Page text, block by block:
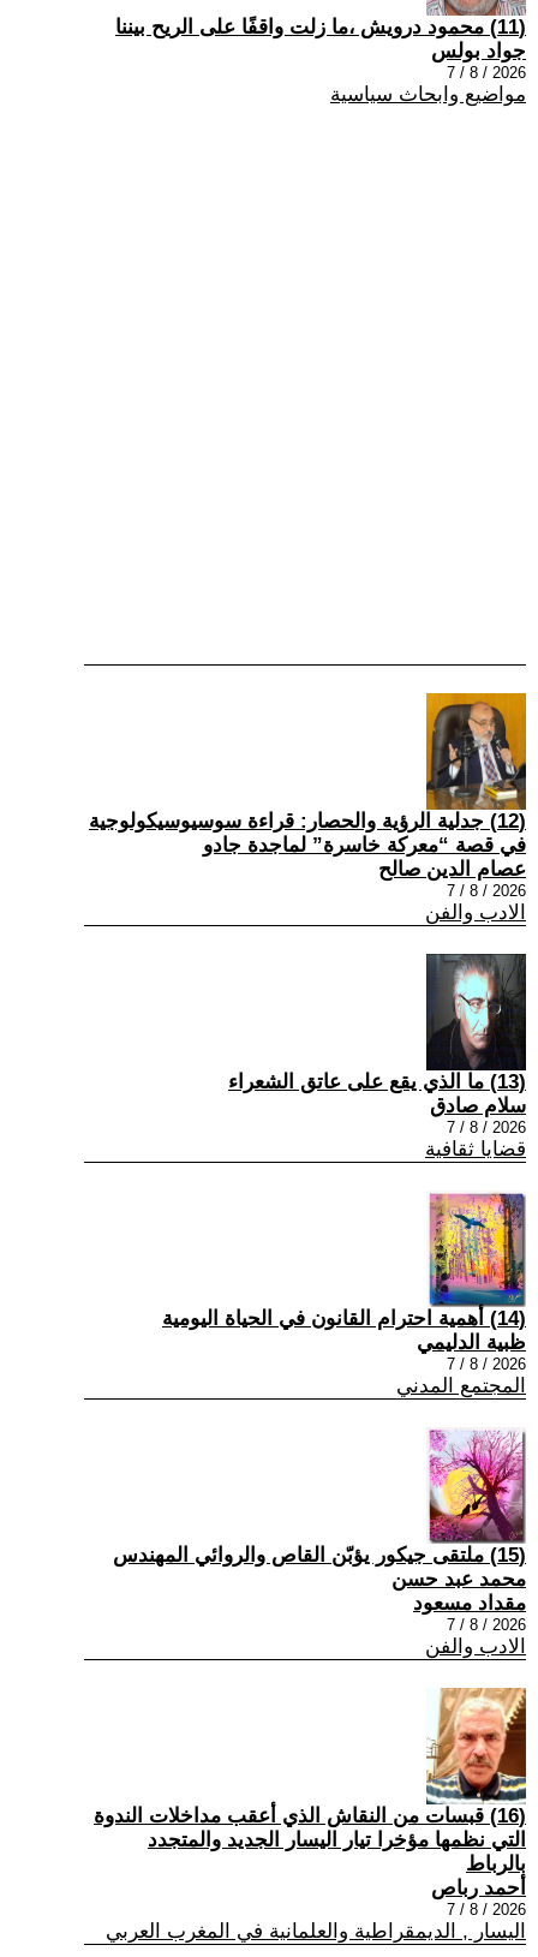
(11) محمود درويش ،ما زلت واقفًا على الريح بيننا
جواد بولس
2026 / 8 / 7
مواضيع وابحاث سياسية
(12) جدلية الرؤية والحصار: قراءة سوسيوسيكولوجية
في قصة “معركة خاسرة” لماجدة جادو
عصام الدين صالح
2026 / 8 / 7
الادب والفن
(13) ما الذي يقع على عاتق الشعراء
سلام صادق
2026 / 8 / 7
قضايا ثقافية
(14) أهمية احترام القانون في الحياة اليومية
ظبية الدليمي
2026 / 8 / 7
المجتمع المدني
(15) ملتقى جيكور يؤبّن القاص والروائي المهندس
محمد عبد حسن
مقداد مسعود
2026 / 8 / 7
الادب والفن
(16) قبسات من النقاش الذي أعقب مداخلات الندوة
التي نظمها مؤخرا تيار اليسار الجديد والمتجدد
بالرباط
أحمد رباص
2026 / 8 / 7
اليسار , الديمقراطية والعلمانية في المغرب العربي